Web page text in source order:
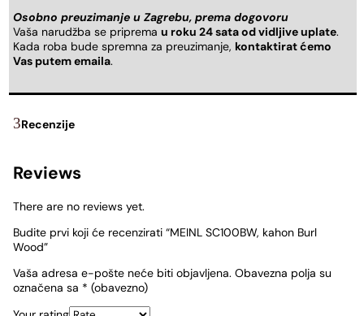
Osobno preuzimanje u Zagrebu, prema dogovoru
Vaša narudžba se priprema u roku 24 sata od vidljive uplate.
Kada roba bude spremna za preuzimanje, kontaktirat ćemo
Vas putem emaila.
Recenzije
Reviews
There are no reviews yet.
Budite prvi koji će recenzirati “MEINL SC100BW, kahon Burl
Wood”
Vaša adresa e-pošte neće biti objavljena. Obavezna polja su
označena sa * (obavezno)